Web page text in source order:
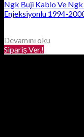
Ngk Buji Kablo Ve
Enjeksiyonlu 1994-
Devamını oku
Sipariş Ver.!